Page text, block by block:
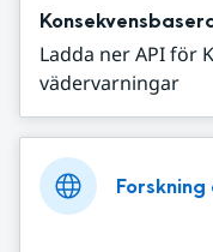
Ladda ner API för
vädervarningar